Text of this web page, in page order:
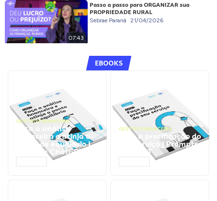
07:43
Passo a passo para ORGANIZAR sua
PROPRIEDADE RURAL
Sebrae Paraná 21/04/2026
EBOOKS
GESTÃO FINANCEIRA
Faça a análise
financeira e atinja o
ponto de equilíbrio |
Prompts ChatGPT
GESTÃO FINANCEIRA
Faça a precificação do
seu serviço | Prompts
ChatGPT